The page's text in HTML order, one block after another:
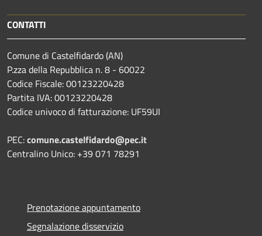
CONTATTI
Comune di Castelfidardo (AN)
P.zza della Repubblica n. 8 - 60022
Codice Fiscale: 00123220428
Partita IVA: 00123220428
Codice univoco di fatturazione: UF59UI
PEC:comune.castelfidardo@pec.it
Centralino Unico: +39 071 78291
Prenotazione appuntamento
Segnalazione disservizio